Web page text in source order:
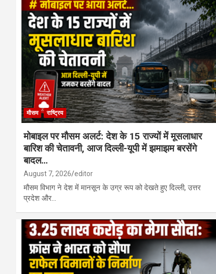
मौसम राष्ट्रिय
मोबाइल पर मौसम अलर्ट: देश के 15 राज्यों में मूसलाधार
बारिश की चेतावनी, आज दिल्ली-यूपी में झमाझम बरसेंगे
बादल…
August 7, 2026 editor
मौसम विभाग ने देश में मानसून के उग्र रूप को देखते हुए दिल्ली, उत्तर
प्रदेश और…